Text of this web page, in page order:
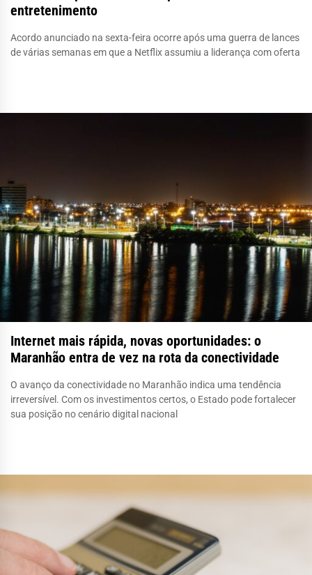
entretenimento
Acordo anunciado na sexta-feira ocorre após uma guerra de lances
de várias semanas em que a Netflix assumiu a liderança com oferta
Internet mais rápida, novas oportunidades: o
Maranhão entra de vez na rota da conectividade
O avanço da conectividade no Maranhão indica uma tendência
irreversível. Com os investimentos certos, o Estado pode fortalecer
sua posição no cenário digital nacional